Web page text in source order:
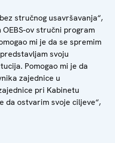
stručnog usavršavanja“,
ov stručni program
mi je da se spremim
svoju
Pomogao mi je da
zajednice u
pri Kabinetu
da ostvarim svoje ciljeve“,